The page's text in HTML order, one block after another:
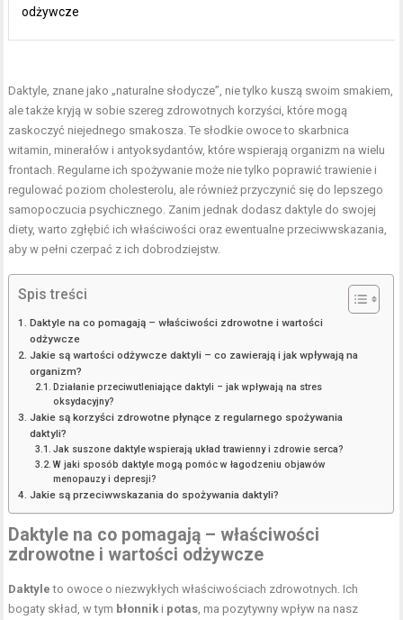
odżywcze
Daktyle, znane jako „naturalne słodycze”, nie tylko kuszą swoim smakiem,
ale także kryją w sobie szereg zdrowotnych korzyści, które mogą
zaskoczyć niejednego smakosza. Te słodkie owoce to skarbnica
witamin, minerałów i antyoksydantów, które wspierają organizm na wielu
frontach. Regularne ich spożywanie może nie tylko poprawić trawienie i
regulować poziom cholesterolu, ale również przyczynić się do lepszego
samopoczucia psychicznego. Zanim jednak dodasz daktyle do swojej
diety, warto zgłębić ich właściwości oraz ewentualne przeciwwskazania,
aby w pełni czerpać z ich dobrodziejstw.
Spis treści
Daktyle na co pomagają – właściwości zdrowotne i wartości
odżywcze
Jakie są wartości odżywcze daktyli – co zawierają i jak wpływają na
organizm?
Działanie przeciwutleniające daktyli – jak wpływają na stres
oksydacyjny?
Jakie są korzyści zdrowotne płynące z regularnego spożywania
daktyli?
Jak suszone daktyle wspierają układ trawienny i zdrowie serca?
W jaki sposób daktyle mogą pomóc w łagodzeniu objawów
menopauzy i depresji?
Jakie są przeciwwskazania do spożywania daktyli?
Daktyle na co pomagają – właściwości
zdrowotne i wartości odżywcze
Daktyle to owoce o niezwykłych właściwościach zdrowotnych. Ich
bogaty skład, w tym błonnik i potas , ma pozytywny wpływ na nasz